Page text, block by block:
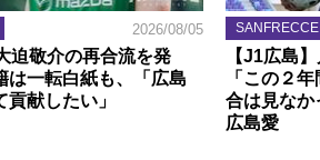
2026/08/05
迫敬介の再合流を発
は一転白紙も、「広島
献したい」
SANFRECCE
【J1広島
「この２
合は見なか
広島愛